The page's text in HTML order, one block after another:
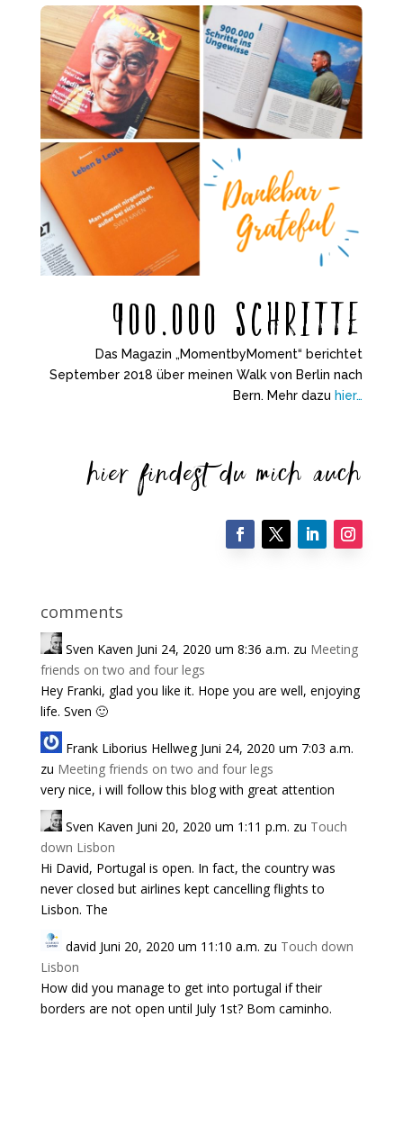
900.000 Schritte
Das Magazin „MomentbyMoment“ berichtet
September 2018 über meinen Walk von Berlin nach
Bern. Mehr dazu hier…
hier findest du mich auch
comments
Sven Kaven Juni 24, 2020 um 8:36 a.m. zu Meeting
friends on two and four legs
Hey Franki, glad you like it. Hope you are well, enjoying
life. Sven 🙂
Frank Liborius HellwegJuni 24, 2020 um 7:03 a.m.
zu Meeting friends on two and four legs
very nice, i will follow this blog with great attention
Sven Kaven Juni 20, 2020 um 1:11 p.m. zu Touch
down Lisbon
Hi David, Portugal is open. In fact, the country was
never closed but airlines kept cancelling flights to
Lisbon. The
david Juni 20, 2020 um 11:10 a.m. zu Touch down
Lisbon
How did you manage to get into portugal if their
borders are not open until July 1st? Bom caminho.